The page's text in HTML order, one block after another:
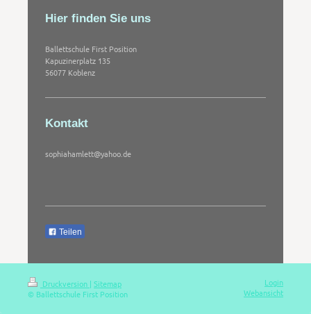
Hier finden Sie uns
Ballettschule First Position
Kapuzinerplatz 135
56077 Koblenz
Kontakt
sophiahamlett@yahoo.de
Teilen
Druckversion | Sitemap
© Ballettschule First Position
Login
Webansicht